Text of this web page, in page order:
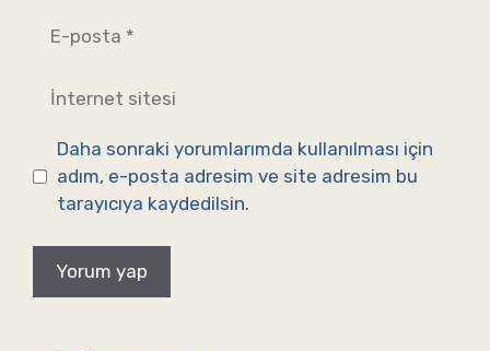
posta
İnternet
Daha sonraki yorumlarımda kullanılması için
adım, e-posta adresim ve site adresim bu
tarayıcıya kaydedilsin.